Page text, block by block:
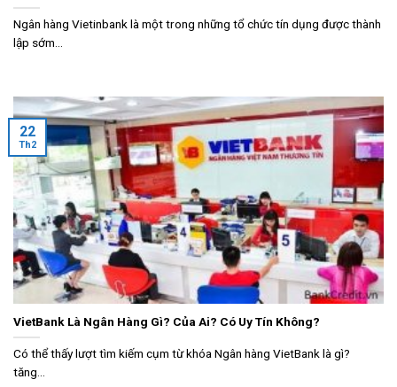
Ngân hàng Vietinbank là một trong những tổ chức tín dụng được thành
lập sớm...
VietBank Là Ngân Hàng Gì? Của Ai? Có Uy Tín Không?
Có thể thấy lượt tìm kiếm cụm từ khóa Ngân hàng VietBank là gì?
tăng...
22
Th2